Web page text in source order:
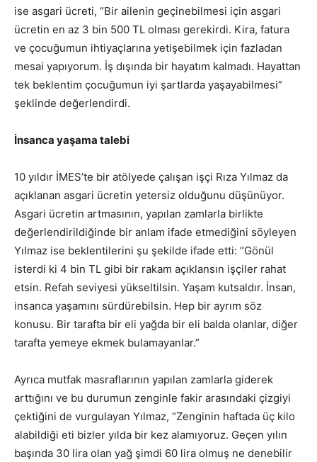
ise asgari ücreti, “Bir ailenin geçinebilmesi için asgari
ücretin en az 3 bin 500 TL olması gerekirdi. Kira, fatura
ve çocuğumun ihtiyaçlarına yetişebilmek için fazladan
mesai yapıyorum. İş dışında bir hayatım kalmadı. Hayattan
tek beklentim çocuğumun iyi şartlarda yaşayabilmesi”
şeklinde değerlendirdi.
İnsanca yaşama talebi
10 yıldır İMES’te bir atölyede çalışan işçi Rıza Yılmaz da
açıklanan asgari ücretin yetersiz olduğunu düşünüyor.
Asgari ücretin artmasının, yapılan zamlarla birlikte
değerlendirildiğinde bir anlam ifade etmediğini söyleyen
Yılmaz ise beklentilerini şu şekilde ifade etti: “Gönül
isterdi ki 4 bin TL gibi bir rakam açıklansın işçiler rahat
etsin. Refah seviyesi yükseltilsin. Yaşam kutsaldır. İnsan,
insanca yaşamını sürdürebilsin. Hep bir ayrım söz
konusu. Bir tarafta bir eli yağda bir eli balda olanlar, diğer
tarafta yemeye ekmek bulamayanlar.”
Ayrıca mutfak masraflarının yapılan zamlarla giderek
arttığını ve bu durumun zenginle fakir arasındaki çizgiyi
çektiğini de vurgulayan Yılmaz, “Zenginin haftada üç kilo
alabildiği eti bizler yılda bir kez alamıyoruz. Geçen yılın
başında 30 lira olan yağ şimdi 60 lira olmuş ne denebilir